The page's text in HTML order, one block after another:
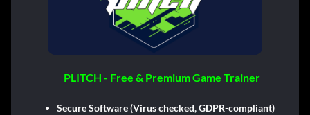
PLITCH - Free & Premium Game Trainer
Secure Software (Virus checked, GDPR-compliant)